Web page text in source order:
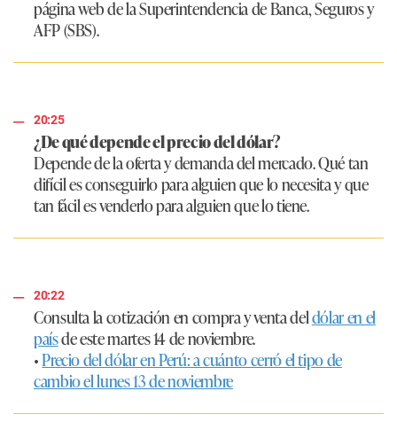
página web de la Superintendencia de Banca, Seguros y
AFP (SBS).
20:25
¿De qué depende el precio del dólar?
Depende de la oferta y demanda del mercado. Qué tan
difícil es conseguirlo para alguien que lo necesita y que
tan fácil es venderlo para alguien que lo tiene.
20:22
Consulta la cotización en compra y venta deldólar en el
paísde este martes 14 de noviembre.
•Precio del dólar en Perú: a cuánto cerró el tipo de
cambio el lunes 13 de noviembre